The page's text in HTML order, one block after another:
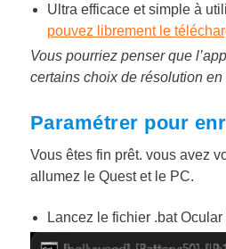
Ultra efficace et simple à
pouvez librement le
Vous pourriez penser que
certains choix de résolution
Paramétrer pour
Vous êtes fin prêt. vous avez
allumez le Quest et le PC.
Lancez le fichier .bat